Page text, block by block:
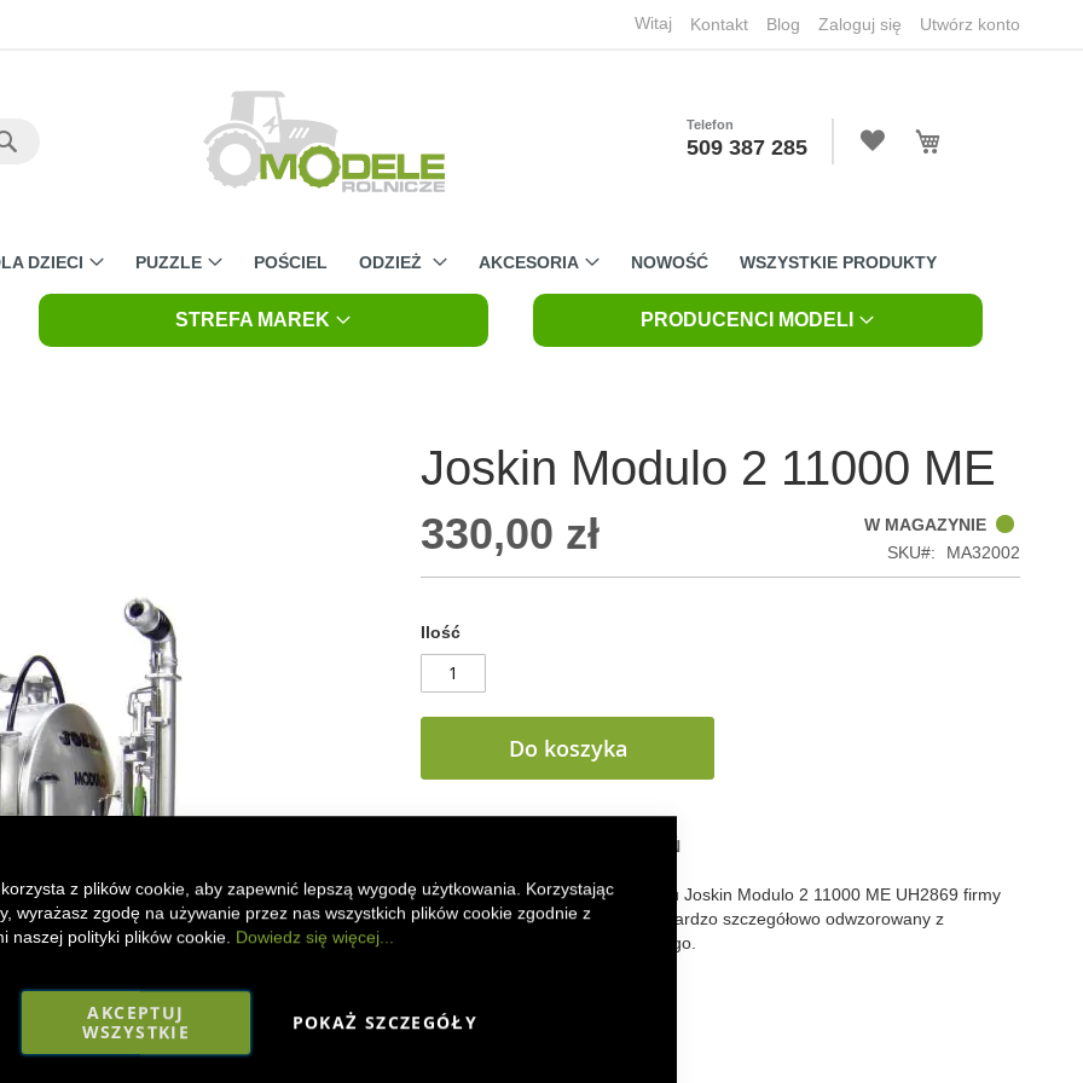
z plików cookie, aby zapewnić lepszą wygodę użytkowania. Korzystając
wyrażasz zgodę na używanie przez nas wszystkich plików cookie zgodnie z
naszej polityki plików cookie. Dowiedz się więcej...
AKCEPTUJ
WSZYSTKIE
POKAŻ SZCZEGÓŁY
Witaj Kontakt Blog Zaloguj się Utwórz konto
Telefon
509 387 285
DZIECI PUZZLE POŚCIEL ODZIEŻ AKCESORIA NOWOŚĆ WSZYSTKIE PRODUKTY
STREFA MAREK PRODUCENCI MODELI
Joskin Modulo 2 11000 ME
330,00 zł
W MAGAZYNIE
SKU
MA32002
Ilość
Do koszyka
DODAJ DO LISTY ŻYCZEŃ
Model kolekcjonerski beczkowozu Joskin Modulo 2 11000 ME UH2869 firmy
Universal Hobbies w skali 1:32. Bardzo szczegółowo odwzorowany z
elementami z tworzywa sztucznego.